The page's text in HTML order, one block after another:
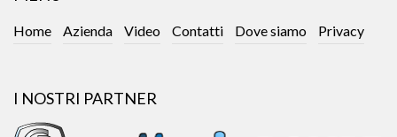
Home Azienda Video Contatti Dove siamo Privacy
I NOSTRI PARTNER